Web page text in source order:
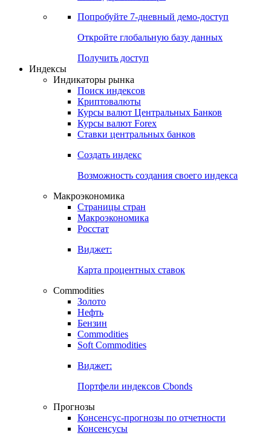
Денежный рынок
Календарь инвестора
Попробуйте7-дневный
Откройте глобальную базу данных
Получить доступ
Индикаторы рынка
Поиск индексов
Курсы валют Центральных Банков
Ставки центральных банков
Создать индекс
Возможность создания своего индекса
Страницы стран
Росстат
Виджет:
Карта процентных ставок
Commodities
Золото
Бензин
Soft Commodities
Виджет:
Портфели индексов Cbonds